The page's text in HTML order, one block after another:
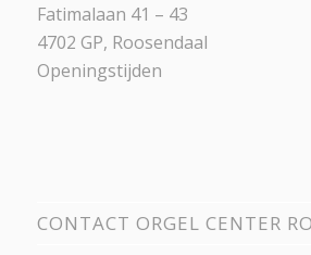
Fatimalaan 41 – 43
4702 GP, Roosendaal
Openingstijden
CONTACT ORGEL CENTER